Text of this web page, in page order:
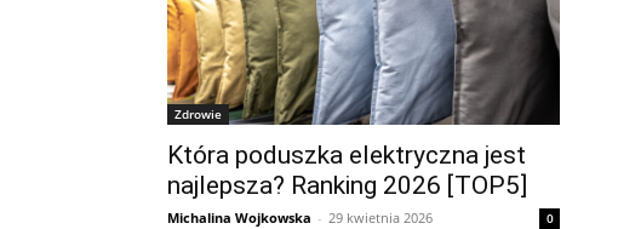
Zdrowie
Która poduszka elektryczna jest
najlepsza? Ranking 2026 [TOP5]
Michalina Wojkowska - 29 kwietnia 2026 0